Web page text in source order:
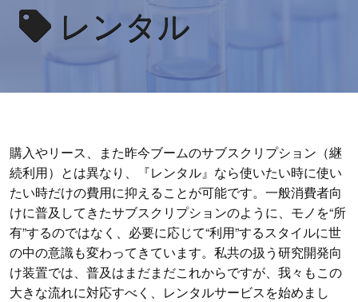
レンタル
購入やリース、また昨今ブームのサブスクリプション（継
続利用）とは異なり、『レンタル』なら使いたい時に使い
たい時だけの費用に抑えることが可能です。一般消費者向
けに普及してきたサブスクリプションのように、モノを“所
有”するのではなく、必要に応じて“利用”するスタイルに世
の中の意識も変わってきています。私共の扱う研究開発向
け装置では、普及はまだまだこれからですが、我々もこの
大きな流れに対応すべく、レンタルサービスを始めまし